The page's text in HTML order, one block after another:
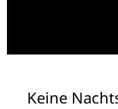
Keine